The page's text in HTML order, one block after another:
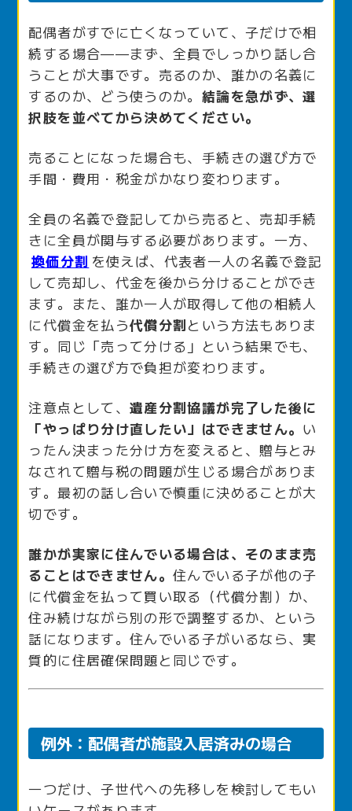
配偶者がすでに亡くなっていて、子だけで相
続する場合——まず、全員でしっかり話し合
うことが大事です。売るのか、誰かの名義に
するのか、どう使うのか。 結論を急がず、選
択肢を並べてから決めてください。
売ることになった場合も、手続きの選び方で
手間・費用・税金がかなり変わります。
全員の名義で登記してから売ると、売却手続
きに全員が関与する必要があります。一方、
換価分割 を使えば、代表者一人の名義で登記
して売却し、代金を後から分けることができ
ます。また、誰か一人が取得して他の相続人
に代償金を払う代償分割という方法もありま
す。同じ「売って分ける」という結果でも、
手続きの選び方で負担が変わります。
注意点として、遺産分割協議が完了した後に
「やっぱり分け直したい」はできません。 い
ったん決まった分け方を変えると、贈与とみ
なされて贈与税の問題が生じる場合がありま
す。最初の話し合いで慎重に決めることが大
切です。
誰かが実家に住んでいる場合は、そのまま売
ることはできません。住んでいる子が他の子
に代償金を払って買い取る（代償分割）か、
住み続けながら別の形で調整するか、という
話になります。住んでいる子がいるなら、実
質的に住居確保問題と同じです。
例外：配偶者が施設入居済みの場合
一つだけ、子世代への先移しを検討してもい